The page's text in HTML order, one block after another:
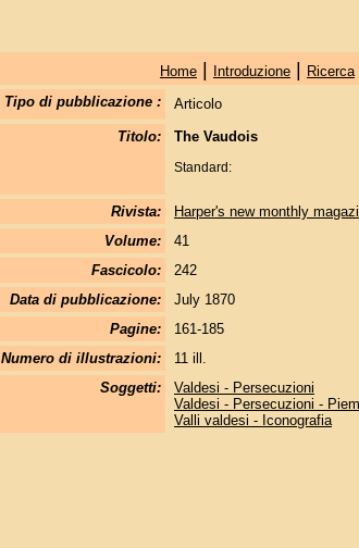
Home| Introduzione| Ricerca
Tipo di pubblicazione :
Articolo
Titolo:
The Vaudois
Standard:
Rivista:
Harper's new monthly
Volume:
41
Fascicolo:
242
Data di pubblicazione:
July 1870
Pagine:
161-185
Numero di illustrazioni:
11 ill.
Soggetti:
Valdesi - Persecuzioni
Valdesi - Persecuzioni -
Valli valdesi - Iconografia